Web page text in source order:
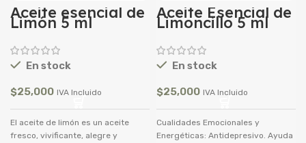
extracción:
Destilado al vapor.
Parte de la planta:Hojas.
validez:3 años.
Floral.Color:Transparente
adultos: 0,5 %
No aplicar cerca del rostro
de bebés y niños.
Aceite esencial de
Limón 5 ml
En stock
$25,000 IVA Incluido
El aceite de limón es un aceite
fresco, vivificante, alegre y
Aceite Esencial de
Limoncillo 5 ml
En stock
$25,000 IVA Incluido
Cualidades Emocionales y
Energéticas: Antidepresivo. Ayuda